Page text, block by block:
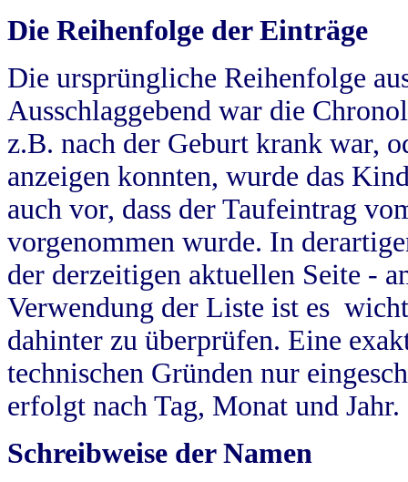
Die Reihenfolge der Einträge
Die ursprüngliche Reihenfolge
Ausschlaggebend war die
z.B. nach der Geburt krank war,
anzeigen konnten, wurde das
auch vor, dass der Taufeintrag
vorgenommen wurde. In
der derzeitigen aktuellen Seite -
Verwendung der Liste ist es
dahinter zu überprüfen. Eine
technischen Gründen nur
erfolgt nach Tag, Monat und Jahr.
Schreibweise der Namen